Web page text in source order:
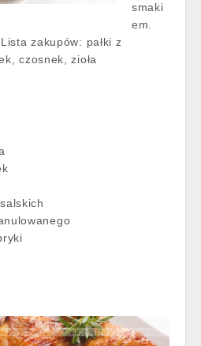
smaki
em.
zakupów: pałki z
czosnek, zioła